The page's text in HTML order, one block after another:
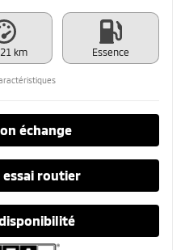
km Essence
échange
routier